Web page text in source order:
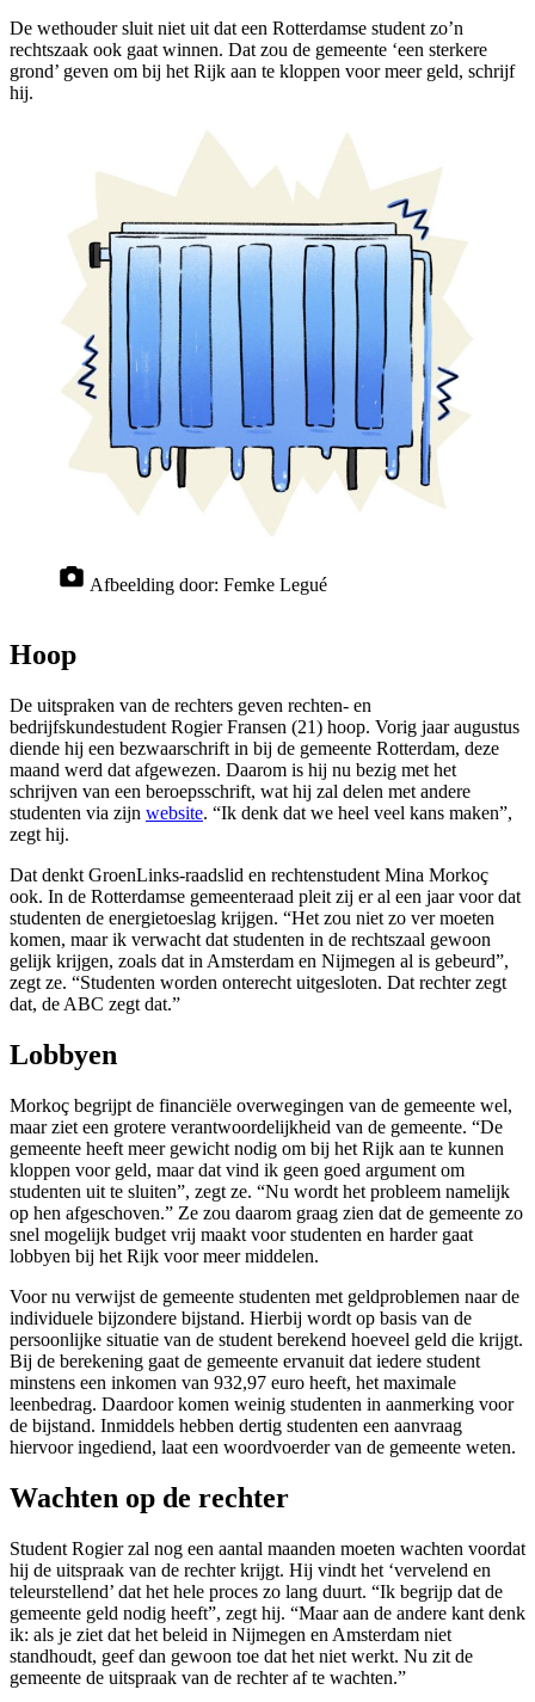
De wethouder sluit niet uit dat een Rotterdamse student zo’n
rechtszaak ook gaat winnen. Dat zou de gemeente ‘een sterkere
grond’ geven om bij het Rijk aan te kloppen voor meer geld, schrijf
hij.
Afbeelding door: Femke Legué
Hoop
De uitspraken van de rechters geven rechten- en
bedrijfskundestudent Rogier Fransen (21) hoop. Vorig jaar augustus
diende hij een bezwaarschrift in bij de gemeente Rotterdam, deze
maand werd dat afgewezen. Daarom is hij nu bezig met het
schrijven van een beroepsschrift, wat hij zal delen met andere
studenten via zijn website. “Ik denk dat we heel veel kans maken”,
zegt hij.
Dat denkt GroenLinks-raadslid en rechtenstudent Mina Morkoç
ook. In de Rotterdamse gemeenteraad pleit zij er al een jaar voor dat
studenten de energietoeslag krijgen. “Het zou niet zo ver moeten
komen, maar ik verwacht dat studenten in de rechtszaal gewoon
gelijk krijgen, zoals dat in Amsterdam en Nijmegen al is gebeurd”,
zegt ze. “Studenten worden onterecht uitgesloten. Dat rechter zegt
dat, de ABC zegt dat.”
Lobbyen
Morkoç begrijpt de financiële overwegingen van de gemeente wel,
maar ziet een grotere verantwoordelijkheid van de gemeente. “De
gemeente heeft meer gewicht nodig om bij het Rijk aan te kunnen
kloppen voor geld, maar dat vind ik geen goed argument om
studenten uit te sluiten”, zegt ze. “Nu wordt het probleem namelijk
op hen afgeschoven.” Ze zou daarom graag zien dat de gemeente zo
snel mogelijk budget vrij maakt voor studenten en harder gaat
lobbyen bij het Rijk voor meer middelen.
Voor nu verwijst de gemeente studenten met geldproblemen naar de
individuele bijzondere bijstand. Hierbij wordt op basis van de
persoonlijke situatie van de student berekend hoeveel geld die krijgt.
Bij de berekening gaat de gemeente ervanuit dat iedere student
minstens een inkomen van 932,97 euro heeft, het maximale
leenbedrag. Daardoor komen weinig studenten in aanmerking voor
de bijstand. Inmiddels hebben dertig studenten een aanvraag
hiervoor ingediend, laat een woordvoerder van de gemeente weten.
Wachten op de rechter
Student Rogier zal nog een aantal maanden moeten wachten voordat
hij de uitspraak van de rechter krijgt. Hij vindt het ‘vervelend en
teleurstellend’ dat het hele proces zo lang duurt. “Ik begrijp dat de
gemeente geld nodig heeft”, zegt hij. “Maar aan de andere kant denk
ik: als je ziet dat het beleid in Nijmegen en Amsterdam niet
standhoudt, geef dan gewoon toe dat het niet werkt. Nu zit de
gemeente de uitspraak van de rechter af te wachten.”